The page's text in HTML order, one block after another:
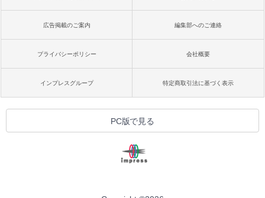
広告掲載のご案内 編集部へのご連絡
プライバシーポリシー 会社概要
インプレスグループ 特定商取引法に基づく表示
PC版で見る